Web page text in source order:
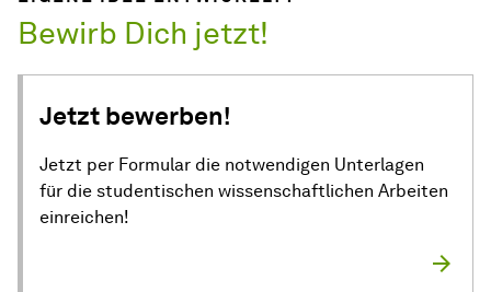
Bewirb Dich jetzt!
Jetzt bewerben!
Jetzt per Formular die notwendigen Unterlagen
für die studentischen wissenschaftlichen Arbeiten
einreichen!